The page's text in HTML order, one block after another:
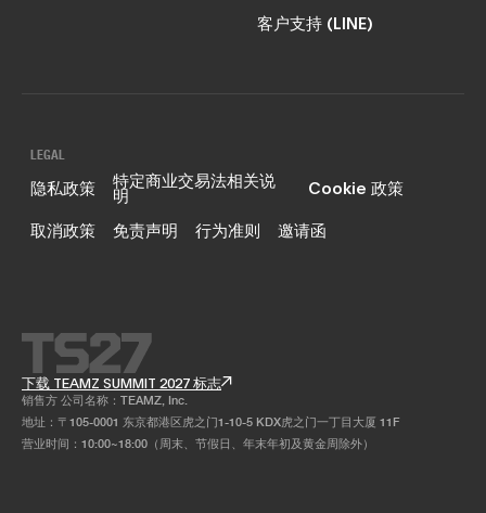
客户支持 (LINE)
LEGAL
隐私政策 特定商业交易法相关说
明
Cookie 政策
取消政策
免责声明 行为准则 邀请函
下载 TEAMZ SUMMIT 2027 标志
销售方 公司名称：TEAMZ, Inc.
地址：〒105-0001 东京都港区虎之门1-10-5 KDX虎之门一丁目大厦 11F
营业时间：10:00~18:00（周末、节假日、年末年初及黄金周除外）